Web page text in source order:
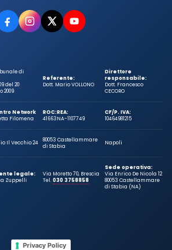
di
del 20
2009
Referente:
Dott. Mario VOLLONO
Direttore
responsabile:
Dott. Francesco
CECORO
Network
Filomena
ROC:
41663
REA:
NA-1107749
CF/P. IVA:
10464981215
Il Vecchio 24
80053 Castellammare
di Stabia
Napoli
legale:
Zuppelli
Via Moretto 70, Brescia
Tel.030 3758858
Sede operativa:
Via Enrico De Nicola 12
80053 Castellammare
di Stabia (NA)
Privacy Policy